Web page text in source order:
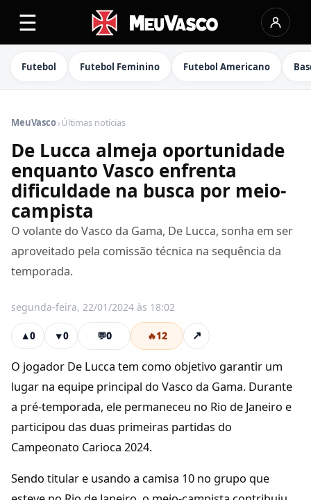
☰
Futebol Futebol Feminino Futebol Americano
MeuVasco›Últimas notícias
De Lucca almeja oportunidade
enquanto Vasco enfrenta
dificuldade na busca por meio-
campista
O volante do Vasco da Gama, De Lucca, sonha em ser
aproveitado pela comissão técnica na sequência da
temporada.
segunda-feira, 22/01/2024 às 18:02
▲0 ▼0 💬0 🔥12 ↗
O jogador De Lucca tem como objetivo garantir um
lugar na equipe principal do Vasco da Gama. Durante
a pré-temporada, ele permaneceu no Rio de Janeiro e
participou das duas primeiras partidas do
Campeonato Carioca 2024.
Sendo titular e usando a camisa 10 no grupo que